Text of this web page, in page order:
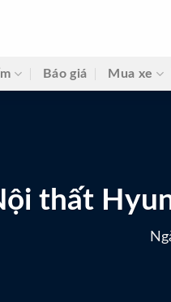
Báo giá Mua xe
thất